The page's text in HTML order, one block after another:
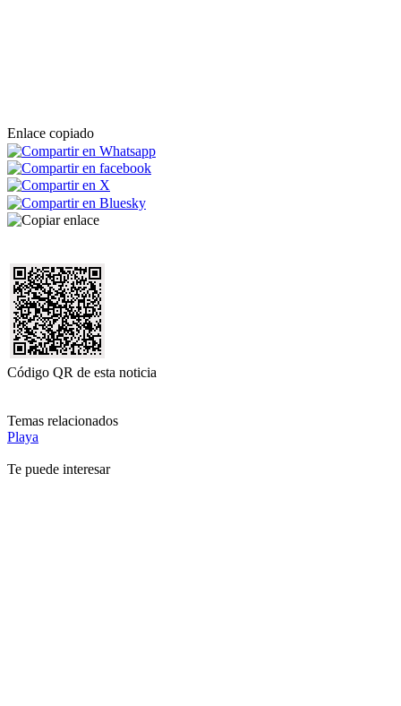
Enlace copiado
Código QR de esta noticia
Temas relacionados
Playa
Te puede interesar